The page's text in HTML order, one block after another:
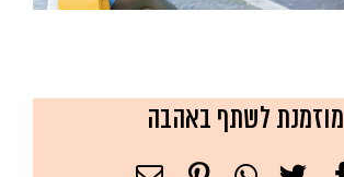
מוזמנת לשתף באהבה